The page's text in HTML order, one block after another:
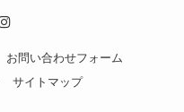
お問い合わせフォーム
サイトマップ